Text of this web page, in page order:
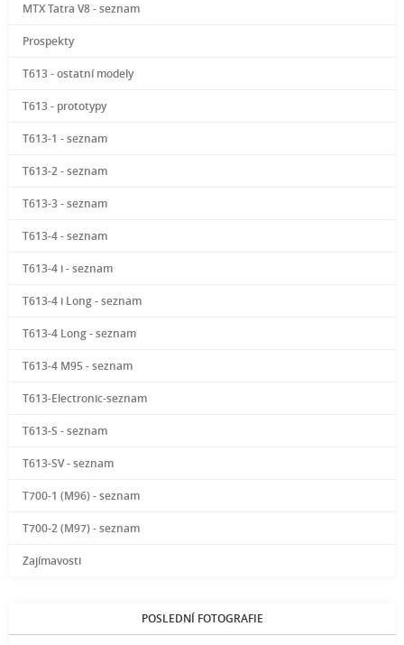
MTX Tatra V8 - seznam
Prospekty
T613 - ostatní modely
T613 - prototypy
T613-1 - seznam
T613-2 - seznam
T613-3 - seznam
T613-4 - seznam
T613-4 i - seznam
T613-4 i Long - seznam
T613-4 Long - seznam
T613-4 M95 - seznam
T613-Electronic-seznam
T613-S - seznam
T613-SV - seznam
T700-1 (M96) - seznam
T700-2 (M97) - seznam
Zajímavosti
POSLEDNÍ FOTOGRAFIE